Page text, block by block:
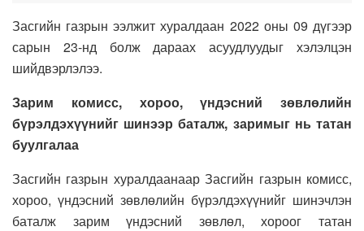
Засгийн газрын ээлжит хуралдаан 2022 оны 09 дүгээр
сарын 23-нд болж дараах асуудлуудыг хэлэлцэн
шийдвэрлэлээ.
Зарим комисс, хороо, үндэсний зөвлөлийн
бүрэлдэхүүнийг шинээр баталж, заримыг нь татан
буулгалаа
Засгийн газрын хуралдаанаар Засгийн газрын комисс,
хороо, үндэсний зөвлөлийн бүрэлдэхүүнийг шинэчлэн
баталж зарим үндэсний зөвлөл, хороог татан